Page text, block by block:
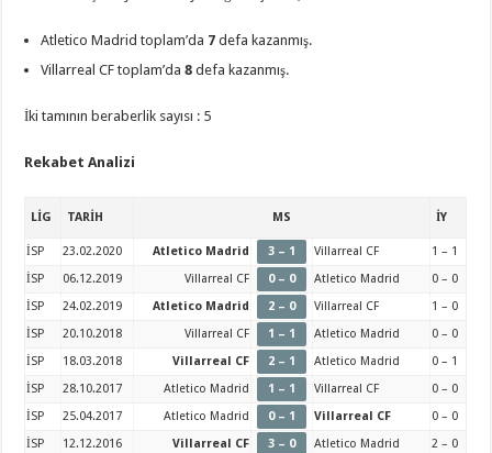
Atletico Madrid toplam’da 7 defa kazanmış.
Villarreal CF toplam’da8 defa kazanmış.
İki tamının beraberlik sayısı : 5
Rekabet Analizi
LİG TARİH MS İY
İSP 23.02.2020 Atletico Madrid 3 – 1 Villarreal CF
1 – 1
İSP
06.12.2019 Villarreal CF 0 – 0 Atletico Madrid
0 – 0
İSP
24.02.2019 Atletico Madrid 2 – 0 Villarreal CF
1 – 0
İSP
20.10.2018 Villarreal CF 1 – 1 Atletico Madrid
0 – 0
İSP
18.03.2018 Villarreal CF 2 – 1 Atletico Madrid
0 – 1
İSP
28.10.2017 Atletico Madrid 1 – 1 Villarreal CF
0 – 0
İSP
25.04.2017 Atletico Madrid 0 – 1 Villarreal CF
0 – 0
İSP
12.12.2016 Villarreal CF 3 – 0 Atletico Madrid
2 – 0